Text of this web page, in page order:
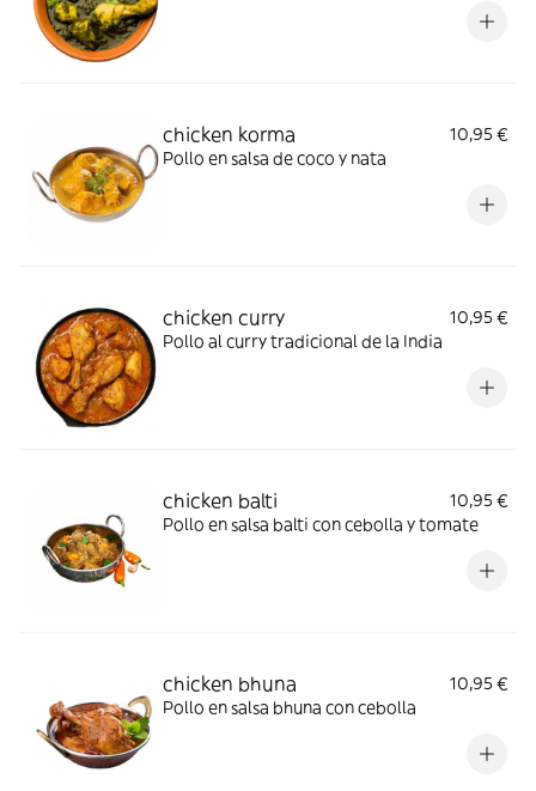
chicken korma
10,95 €
Pollo en salsa de coco y nata
chicken curry
10,95 €
Pollo al curry tradicional de la India
chicken balti
10,95 €
Pollo en salsa balti con cebolla y tomate
chicken bhuna
10,95 €
Pollo en salsa bhuna con cebolla